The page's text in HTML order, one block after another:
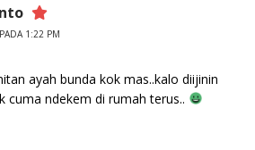
1:22 PM
ayah bunda kok mas..kalo diijinin
cuma ndekem di rumah terus..